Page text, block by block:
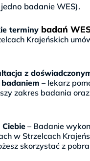
badanie WES).
terminy badań
Krajeńskich
z
– lekarz
zakres badania
Ciebie– Badanie
w Strzelcach
skorzystać z